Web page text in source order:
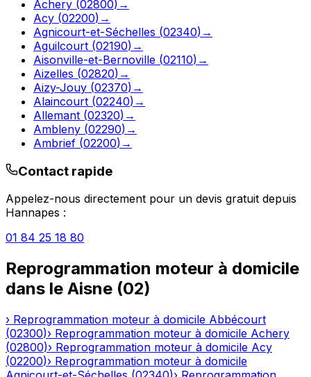
Achery (02800) →
Acy (02200) →
Agnicourt-et-Séchelles (02340) →
Aguilcourt (02190) →
Aisonville-et-Bernoville (02110) →
Aizelles (02820) →
Aizy-Jouy (02370) →
Alaincourt (02240) →
Allemant (02320) →
Ambleny (02290) →
Ambrief (02200) →
Contact rapide
Appelez-nous directement pour un devis gratuit depuis
Hannapes :
01 84 25 18 80
Reprogrammation moteur à domicile
dans le Aisne (02)
› Reprogrammation moteur à domicile Abbécourt
(02300)› Reprogrammation moteur à domicile Achery
(02800)› Reprogrammation moteur à domicile Acy
(02200)› Reprogrammation moteur à domicile